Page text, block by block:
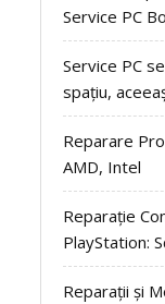
Service PC
Service PC
spațiu,
Reparare
AMD, Intel
Reparație
PlayStation:
Reparații și